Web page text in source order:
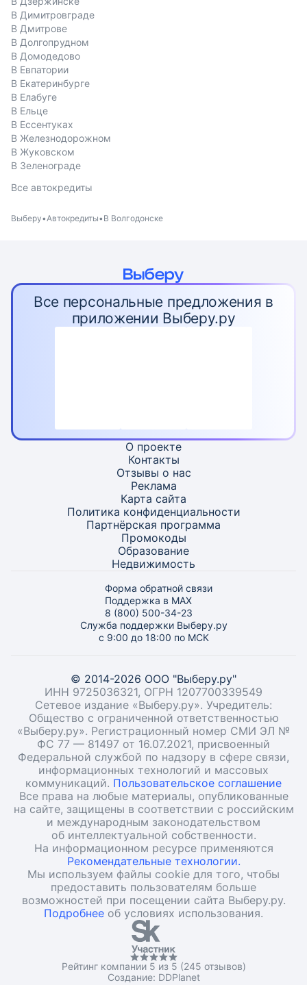
В Димитровграде
В Дмитрове
В Долгопрудном
В Домодедово
В Евпатории
В Екатеринбурге
В Елабуге
В Ельце
В Ессентуках
В Железнодорожном
В Жуковском
В Зеленограде
Все автокредиты
Выберу Автокредиты В Волгодонске
Все персональные предложения в
приложении Выберу.ру
О проекте
Контакты
Отзывы о нас
Реклама
Карта сайта
Политика конфиденциальности
Партнёрская программа
Промокоды
Образование
Недвижимость
Форма обратной связи
Поддержка в MAX
8 (800) 500-34-23
Служба поддержки Выберу.ру
с 9:00 до 18:00 по МСК
© 2014-2026 ООО "Выберу.ру"
ИНН 9725036321, ОГРН 1207700339549
Сетевое издание «Выберу.ру». Учредитель:
Общество с ограниченной ответственностью
«Выберу.ру». Регистрационный номер СМИ ЭЛ №
ФС 77 — 81497 от 16.07.2021, присвоенный
Федеральной службой по надзору в сфере связи,
информационных технологий и массовых
коммуникаций. Пользовательское соглашение
Все права на любые материалы, опубликованные
на сайте, защищены в соответствии с российским
и международным законодательством
об интеллектуальной собственности.
На информационном ресурсе применяются
Рекомендательные технологии.
Мы используем файлы cookie для того, чтобы
предоставить пользователям больше
возможностей при посещении сайта Выберу.ру.
Подробнее об условиях использования.
Рейтинг компании 5 из 5 (245 отзывов)
Создание: DDPlanet